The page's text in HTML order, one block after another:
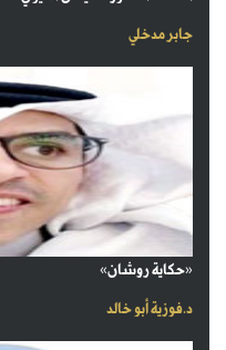
جابر مدخلي
«حكاية روشان»
د.فوزية أبو خالد